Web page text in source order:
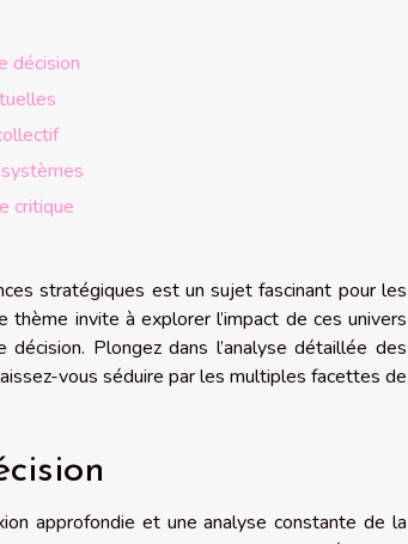
décision
critique
stratégiques est un sujet fascinant pour les
invite à explorer l’impact de ces univers
Plongez dans l’analyse détaillée des
vous séduire par les multiples facettes de
approfondie et une analyse constante de la